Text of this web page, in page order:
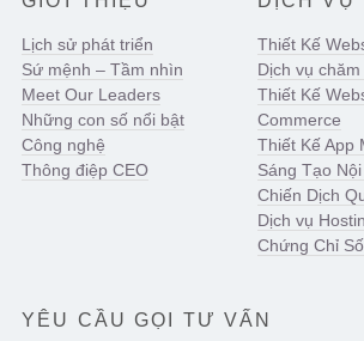
Lịch sử phát triển
Sứ mệnh – Tầm nhìn
Meet Our Leaders
Những con số nổi bật
Công nghệ
Thông điệp CEO
Thiết Kế
Dịch vụ
Thiết Kế
Commerce
Thiết Kế App
Sáng Tạo
Chiến Dịch
Dịch vụ
Chứng Chỉ Số
YÊU CẦU GỌI TƯ VẤN